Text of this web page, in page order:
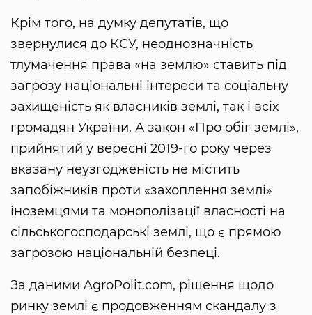
Крім того, на думку депутатів, що
звернулися до КСУ, неоднозначність
тлумачення права «на землю» ставить під
загрозу національні інтереси та соціальну
захищеність як власників землі, так і всіх
громадян України. А закон «Про обіг землі»,
прийнятий у вересні 2019-го року через
вказану неузгодженість не містить
запобіжників проти «захоплення землі»
іноземцями та монополізації власності на
сільськогосподарські землі, що є прямою
загрозою національній безпеці.
За даними AgroPolit.com, рішення щодо
ринку землі є продовженням скандалу з